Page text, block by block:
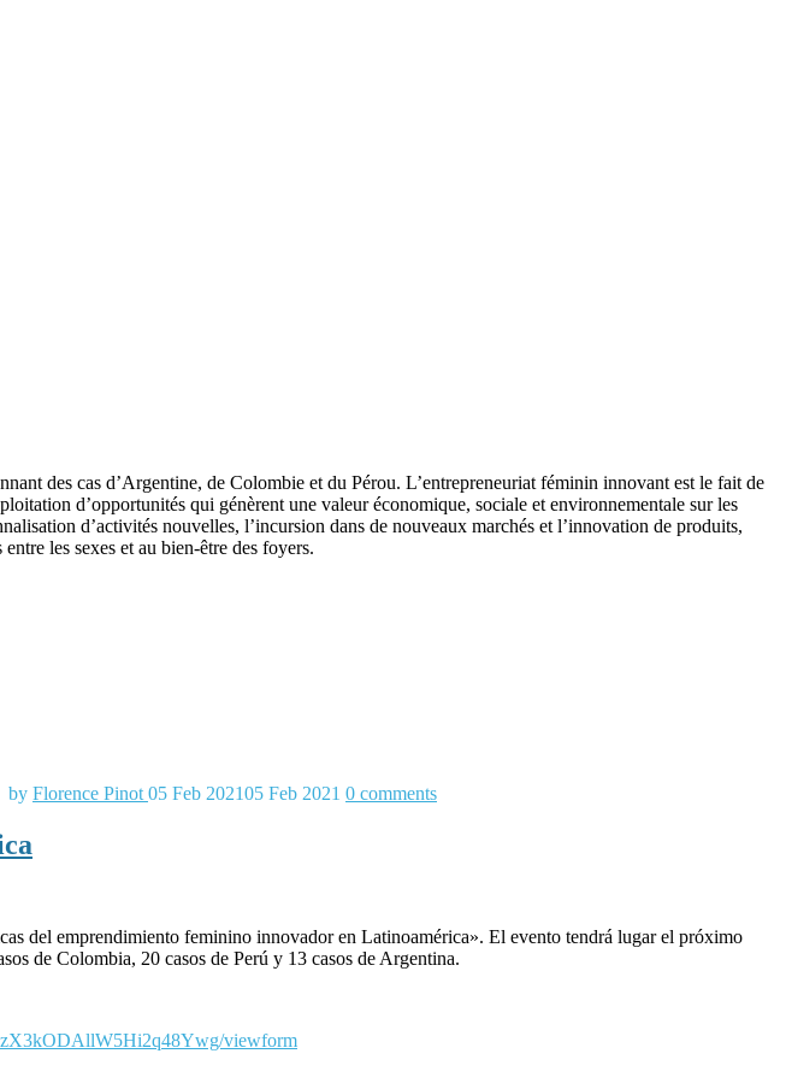
des cas d’Argentine, de Colombie et du Pérou. L’entrepreneuriat féminin innovant est le fait de
d’opportunités qui génèrent une valeur économique, sociale et environnementale sur les
d’activités nouvelles, l’incursion dans de nouveaux marchés et l’innovation de produits,
les sexes et au bien-être des foyers.
by Florence Pinot 05 Feb 202105 Feb 2021 0 comments
del emprendimiento feminino innovador en Latinoamérica». El evento tendrá lugar el próximo
de Colombia, 20 casos de Perú y 13 casos de Argentina.
viewform